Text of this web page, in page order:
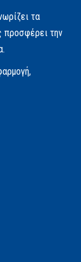
τα
προσφέρει την